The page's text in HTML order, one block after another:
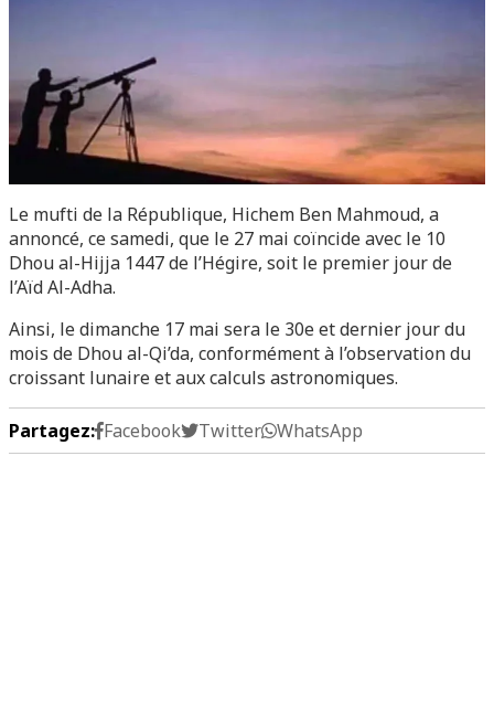
Le mufti de la République, Hichem Ben Mahmoud, a
annoncé, ce samedi, que le 27 mai coïncide avec le 10
Dhou al-Hijja 1447 de l’Hégire, soit le premier jour de
l’Aïd Al-Adha.
Ainsi, le dimanche 17 mai sera le 30e et dernier jour du
mois de Dhou al-Qi’da, conformément à l’observation du
croissant lunaire et aux calculs astronomiques.
Partagez: Facebook Twitter WhatsApp